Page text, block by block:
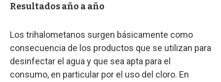
Resultados año a año
Los trihalometanos surgen básicamente como
consecuencia de los productos que se utilizan para
desinfectar el agua y que sea apta para el
consumo, en particular por el uso del cloro. En